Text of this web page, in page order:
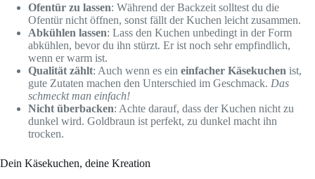
Ofentür zu lassen: Während der Backzeit solltest du die
Ofentür nicht öffnen, sonst fällt der Kuchen leicht zusammen.
Abkühlen lassen: Lass den Kuchen unbedingt in der Form
abkühlen, bevor du ihn stürzt. Er ist noch sehr empfindlich,
wenn er warm ist.
Qualität zählt: Auch wenn es ein einfacher Käsekuchen ist,
gute Zutaten machen den Unterschied im Geschmack. Das
schmeckt man einfach!
Nicht überbacken: Achte darauf, dass der Kuchen nicht zu
dunkel wird. Goldbraun ist perfekt, zu dunkel macht ihn
trocken.
Dein Käsekuchen, deine Kreation